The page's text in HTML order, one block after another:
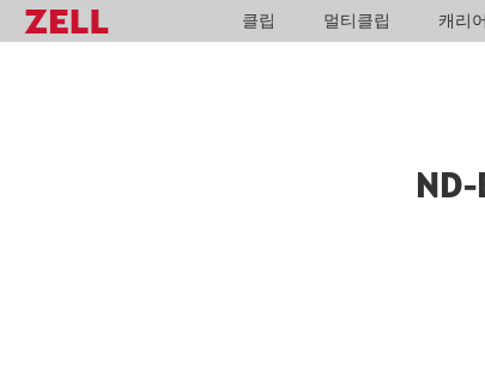
클립 멀티클립 캐리어